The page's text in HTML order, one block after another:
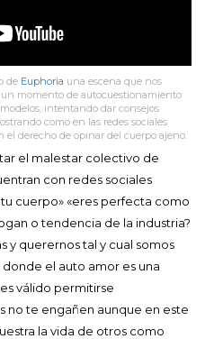
de Euphoria una escena que nos
momento de autocuestionamiento
intentando dar consejos
como en las redes sociales
el derecho de opinar del cuerpo ajeno.
el malestar colectivo de
con redes sociales
cuerpo» «eres perfecta como
o tendencia de la industria?
y querernos tal y cual somos
el auto amor es una
válido permitirse
no te engañen aunque en este
la vida de otros como